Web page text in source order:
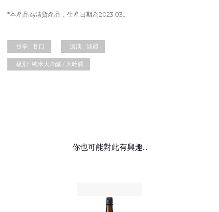
*本產品為清貨產品，生產日期為2023.03。
甘辛: 甘口 濃淡: 淡麗
級別: 純米大吟釀 / 大吟釀
你也可能對此有興趣...